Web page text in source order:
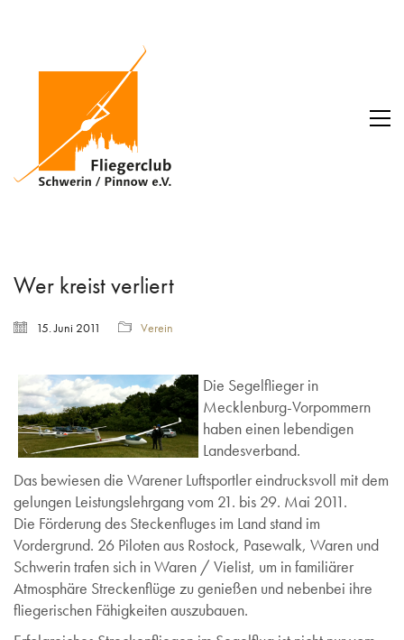
Wer kreist verliert
15. Juni 2011 Verein
Die Segelflieger in
Mecklenburg-Vorpommern
haben einen lebendigen
Landesverband.
Das bewiesen die Warener Luftsportler eindrucksvoll mit dem
gelungen Leistungslehrgang vom 21. bis 29. Mai 2011.
Die Förderung des Steckenfluges im Land stand im
Vordergrund. 26 Piloten aus Rostock, Pasewalk, Waren und
Schwerin trafen sich in Waren / Vielist, um in familiärer
Atmosphäre Streckenflüge zu genießen und nebenbei ihre
fliegerischen Fähigkeiten auszubauen.